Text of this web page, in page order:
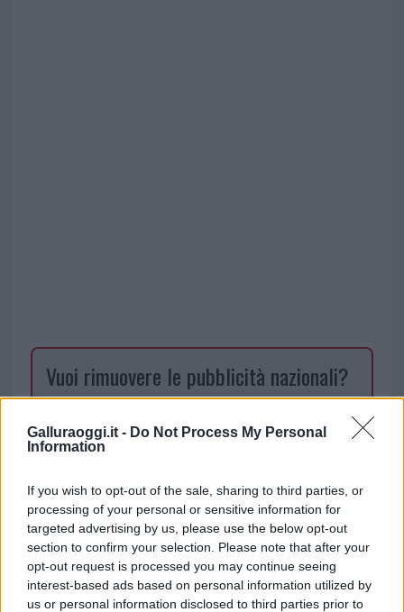
Galluraoggi.it - Do Not Process My Personal
Information
If you wish to opt-out of the sale, sharing to third parties, or
processing of your personal or sensitive information for
targeted advertising by us, please use the below opt-out
section to confirm your selection. Please note that after your
opt-out request is processed you may continue seeing
interest-based ads based on personal information utilized by
us or personal information disclosed to third parties prior to
Vuoi rimuovere le pubblicità nazionali?
cliccandoqui
Sei già abbonato?
Puoi effettuare l'accesso andando nella
sezioneLogindal menù del sito o
cliccandoqui